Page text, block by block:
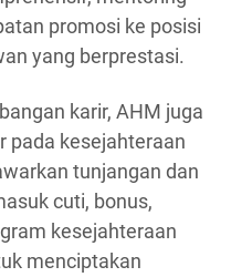
promosi ke posisi
yang berprestasi.
karir, AHM juga
pada kesejahteraan
tunjangan dan
cuti, bonus,
kesejahteraan
menciptakan